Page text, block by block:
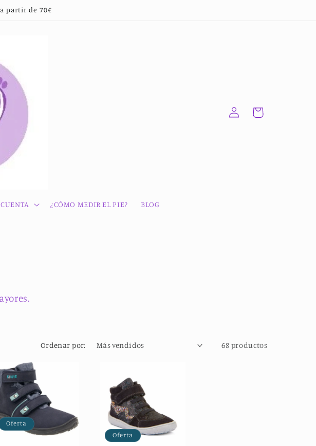
partir de 70€
CUENTA ¿CÓMO MEDIR EL PIE? BLOG
Iniciar
sesión
Carrito
Ordenar por: 68 productos
Oferta
Oferta